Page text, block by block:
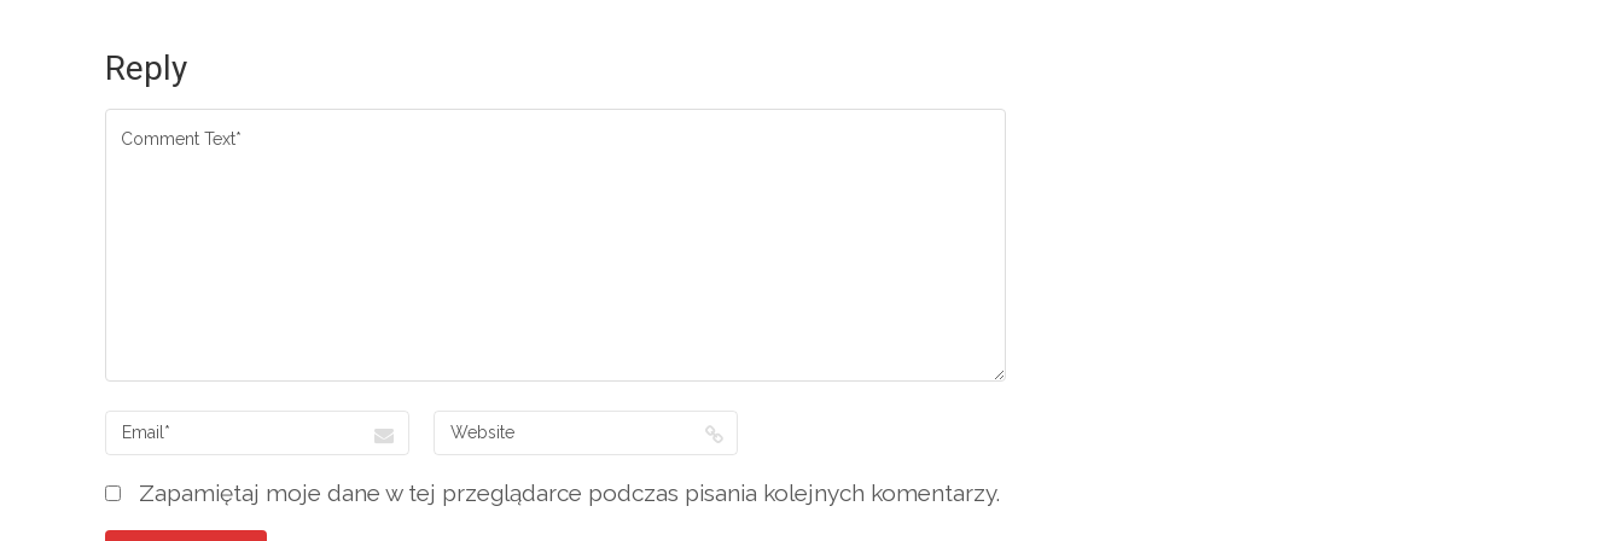
Reply
Zapamiętaj moje dane w tej przeglądarce podczas pisania kolejnych komentarzy.